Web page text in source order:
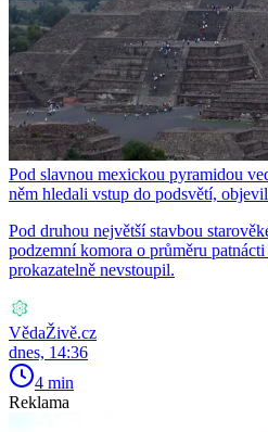
Pod slavnou mexickou pyramidou
něm hledali vstup do podsvětí,
Pod druhou největší stavbou
podzemní komora o průměru
prokazatelně nevstoupil.
VědaŽivě.cz
dnes, 14:36
4 min
Reklama